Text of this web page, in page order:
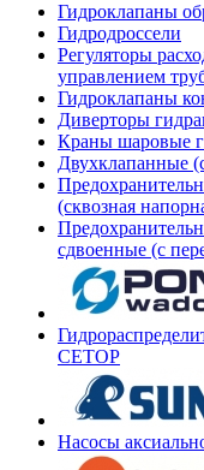
Гидроклапаны
Гидродроссели
Регуляторы
управлением
Гидроклапаны
Диверторы
Краны шаровые
Двухклапанные
(сквозная
сдвоенные (с
СЕТОР
Насосы